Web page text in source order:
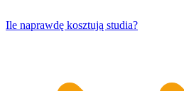
​Ile naprawdę kosztują studia?